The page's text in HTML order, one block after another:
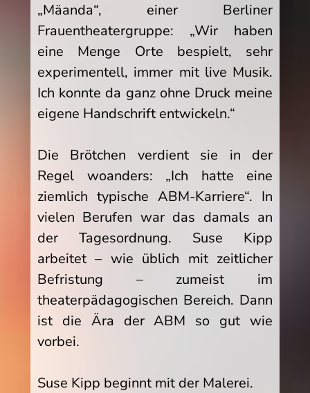
„Mäanda“, einer Berliner
Frauentheatergruppe: „Wir haben
eine Menge Orte bespielt, sehr
experimentell, immer mit live Musik.
Ich konnte da ganz ohne Druck meine
eigene Handschrift entwickeln.“
Die Brötchen verdient sie in der
Regel woanders: „Ich hatte eine
ziemlich typische ABM-Karriere“. In
vielen Berufen war das damals an
der Tagesordnung. Suse Kipp
arbeitet – wie üblich mit zeitlicher
Befristung – zumeist im
theaterpädagogischen Bereich. Dann
ist die Ära der ABM so gut wie
vorbei.
Suse Kipp beginnt mit der Malerei.